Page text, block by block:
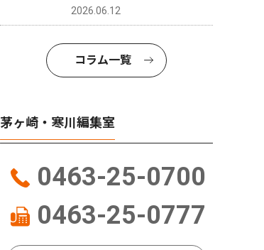
2026.06.12
コラム一覧
茅ヶ崎・寒川編集室
0463-25-0700
0463-25-0777